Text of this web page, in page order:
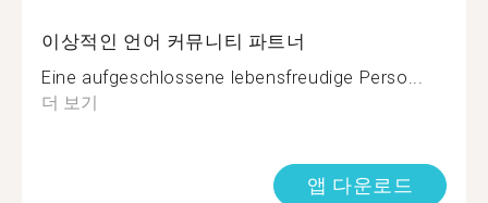
이상적인 언어 커뮤니티 파트너
Eine aufgeschlossene lebensfreudige Perso...
더 보기
앱 다운로드